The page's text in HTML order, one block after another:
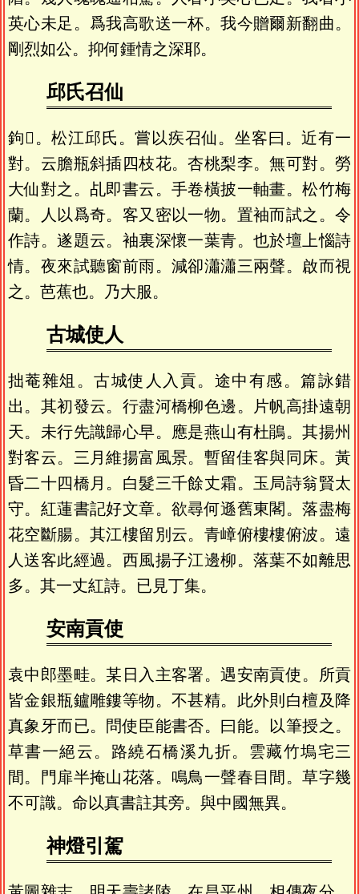
英心未足。爲我高歌送一杯。我今贈爾新翻曲。
剛烈如公。抑何鍾情之深耶。
邱氏召仙
鉤𢆯。松江邱氏。嘗以疾召仙。坐客曰。近有一
對。云膽瓶斜插四枝花。杏桃梨李。無可對。勞
大仙對之。乩即書云。手卷橫披一軸畫。松竹梅
蘭。人以爲奇。客又密以一物。置袖而試之。令
作詩。遂題云。袖裏深懷一葉青。也於壇上惱詩
情。夜來試聽窗前雨。減卻瀟瀟三兩聲。啟而視
之。芭蕉也。乃大服。
古城使人
拙菴雜俎。古城使人入貢。途中有感。篇詠錯
出。其初發云。行盡河橋柳色邊。片帆高掛遠朝
天。未行先識歸心早。應是燕山有杜鵑。其揚州
對客云。三月維揚富風景。暫留佳客與同床。黃
昏二十四橋月。白髮三千餘丈霜。玉局詩翁賢太
守。紅蓮書記好文章。欲尋何遜舊東閣。落盡梅
花空斷腸。其江樓留別云。青嶂俯樓樓俯波。遠
人送客此經過。西風揚子江邊柳。落葉不如離思
多。其一丈紅詩。已見丁集。
安南貢使
袁中郎墨畦。某日入主客署。遇安南貢使。所貢
皆金銀瓶鑪雕鏤等物。不甚精。此外則白檀及降
真象牙而已。問使臣能書否。曰能。以筆授之。
草書一絕云。路繞石橋溪九折。雲藏竹塢宅三
間。門扉半掩山花落。鳴鳥一聲春目間。草字幾
不可識。命以真書註其旁。與中國無異。
神燈引駕